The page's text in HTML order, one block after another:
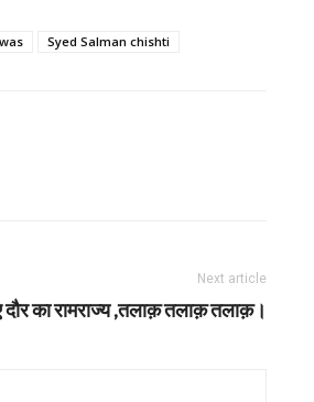
Syed Salman chishti
Next article
दौर का रामराज्य ,तलाक़ तलाक़ तलाक़।